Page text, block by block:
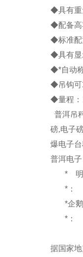
◆具有重
◆配备高
◆标准配
◆具有显
◆*自动
◆吊钩可
◆量程：
普洱吊
磅,电子
爆电子
普洱电
*
*：
*企
*：
据国家